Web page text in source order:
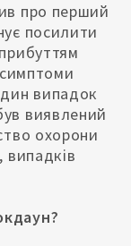
про перший
посилити
випадок
виявлений
охорони